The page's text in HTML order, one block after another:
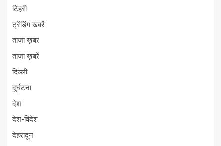
टिहरी
ट्रेंडिंग खबरें
ताज़ा ख़बर
ताज़ा ख़बरें
दिल्ली
दुर्घटना
देश
देश-विदेश
देहरादून